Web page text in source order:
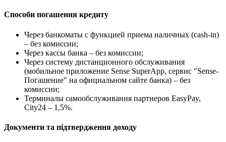
Способи погашення кредиту
Через банкоматы с функцией приема наличных (cash-in)
– без комиссии;
Через кассы банка – без комиссии;
Через систему дистанционного обслуживания
(мобильное приложение Sense SuperApp, сервис "Sense-
Погашение" на официальном сайте банка) – без
комиссии;
Терминалы самообслуживания партнеров EasyPay,
City24 – 1,5%.
Документи та підтвердження доходу